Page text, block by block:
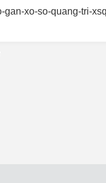
xo-so-quang-tri-